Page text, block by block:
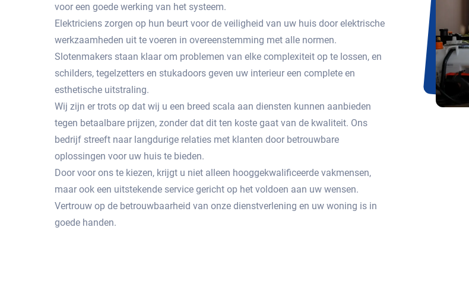
voor een goede werking van het systeem.
Elektriciens zorgen op hun beurt voor de veiligheid van uw huis door elektrische
werkzaamheden uit te voeren in overeenstemming met alle normen.
Slotenmakers staan ​​klaar om problemen van elke complexiteit op te lossen, en
schilders, tegelzetters en stukadoors geven uw interieur een complete en
esthetische uitstraling.
Wij zijn er trots op dat wij u een breed scala aan diensten kunnen aanbieden
tegen betaalbare prijzen, zonder dat dit ten koste gaat van de kwaliteit. Ons
bedrijf streeft naar langdurige relaties met klanten door betrouwbare
oplossingen voor uw huis te bieden.
Door voor ons te kiezen, krijgt u niet alleen hooggekwalificeerde vakmensen,
maar ook een uitstekende service gericht op het voldoen aan uw wensen.
Vertrouw op de betrouwbaarheid van onze dienstverlening en uw woning is in
goede handen.